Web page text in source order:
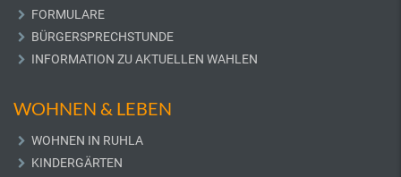
FORMULARE
BÜRGERSPRECHSTUNDE
INFORMATION ZU AKTUELLEN WAHLEN
WOHNEN & LEBEN
WOHNEN IN RUHLA
KINDERGÄRTEN